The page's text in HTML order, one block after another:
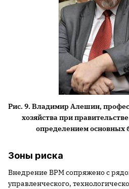
Рис. 9. Владимир Алешин,
хозяйства при
определением основных
Зоны риска
Внедрение ВРМ сопряжено с
управленческого,